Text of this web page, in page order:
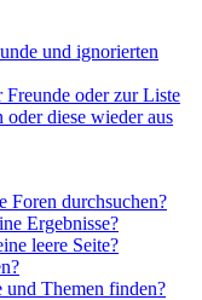
und ignorierten
oder zur Liste
diese wieder aus
Foren durchsuchen?
Ergebnisse?
leere Seite?
und Themen finden?